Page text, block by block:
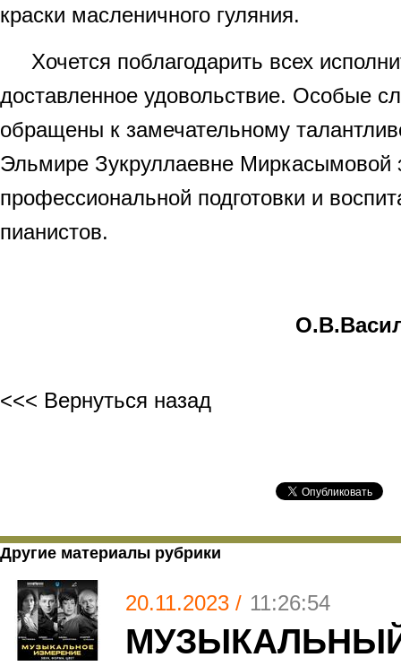
краски масленичного гуляния.
Хочется поблагодарить всех
доставленное удовольствие. Особые
обращены к замечательному
Эльмире Зукруллаевне Миркасымовой
профессиональной подготовки и
пианистов.
<<< Вернуться назад
Другие материалы рубрики
20.11.2023 / 11:26:54